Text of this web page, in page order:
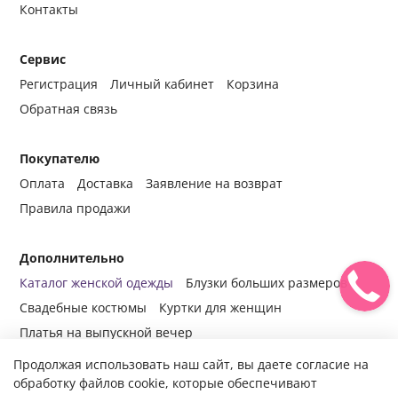
Контакты
Сервис
Регистрация
Личный кабинет
Корзина
Обратная связь
Покупателю
Оплата
Доставка
Заявление на возврат
Правила продажи
Дополнительно
Каталог женской одежды
Блузки больших размеров
Свадебные костюмы
Куртки для женщин
Платья на выпускной вечер
Продолжая использовать наш сайт, вы даете согласие на
обработку файлов cookie, которые обеспечивают